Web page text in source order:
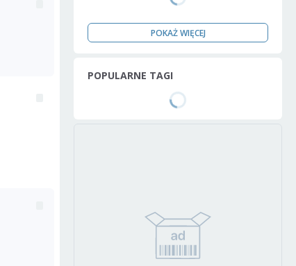
POKAŻ WIĘCEJ
POPULARNE TAGI